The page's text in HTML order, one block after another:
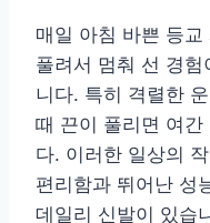
매일 아침 바쁜 등교
풀려서 멈춰 선 경
니다. 특히 격렬한
때 끈이 풀리면 여간
다. 이러한 일상의
편리함과 뛰어난 성
데일리 신발이 있습